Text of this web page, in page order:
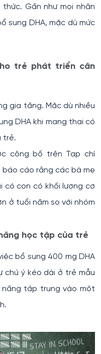
Gần như mọi nhãn
sung DHA, mặc dù mức
trẻ phát triển cân
gia tăng. Mặc dù nhiều
DHA khi mang thai có
trẻ.
công bố trên Tạp chí
báo cáo rằng các bà mẹ
có con có khối lượng cơ
ở tuổi năm so với nhóm
học tập của trẻ
bổ sung 400 mg DHA
chú ý kéo dài ở trẻ mẫu
năng tập trung vào một